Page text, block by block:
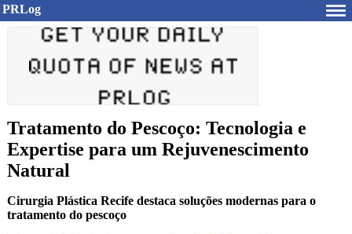
PRLog
Tratamento do Pescoço: Tecnologia e
Expertise para um Rejuvenescimento
Natural
Cirurgia Plástica Recife destaca soluções modernas para o
tratamento do pescoço